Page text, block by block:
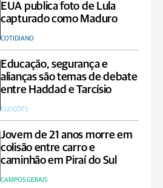
EUA publica foto de Lula
capturado como Maduro
COTIDIANO
Educação, segurança e
alianças são temas de debate
entre Haddad e Tarcísio
ELEIÇÕES
Jovem de 21 anos morre em
colisão entre carro e
caminhão em Piraí do Sul
CAMPOS GERAIS